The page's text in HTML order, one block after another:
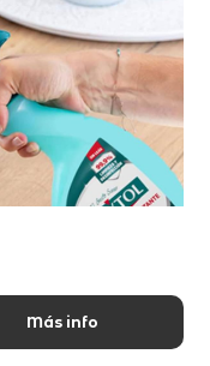
Más info